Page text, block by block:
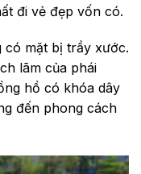
đi vẻ đẹp vốn có.
có mặt bị trầy xước.
lãm của phái
hồ có khóa dây
đến phong cách